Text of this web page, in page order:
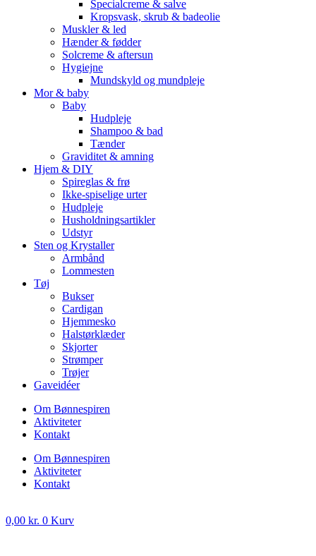
Specialcreme & salve
Kropsvask, skrub & badeolie
Muskler & led
Hænder & fødder
Solcreme & aftersun
Hygiejne
Mundskyld og mundpleje
Mor & baby
Baby
Hudpleje
Shampoo & bad
Tænder
Graviditet & amning
Hjem & DIY
Spireglas & frø
Ikke-spiselige urter
Hudpleje
Husholdningsartikler
Udstyr
Sten og Krystaller
Armbånd
Lommesten
Tøj
Bukser
Cardigan
Hjemmesko
Halstørklæder
Skjorter
Strømper
Trøjer
Gaveidéer
Om Bønnespiren
Aktiviteter
Kontakt
Om Bønnespiren
Aktiviteter
Kontakt
0,00 kr. 0 Kurv